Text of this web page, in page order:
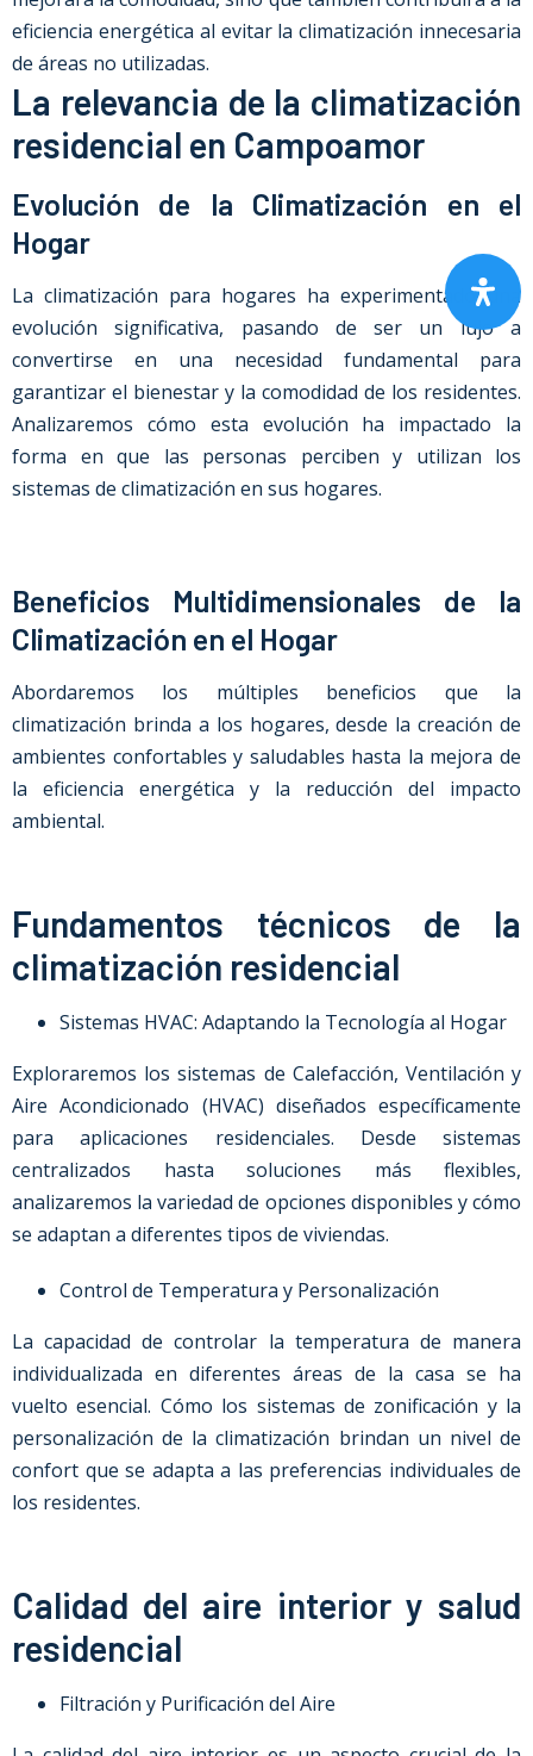
eficiencia energética al evitar la climatización innecesaria
de áreas no utilizadas.
La relevancia de la climatización
residencial en Campoamor
Evolución de la Climatización en el
Hogar
La climatización para hogares ha experimentado una
evolución significativa, pasando de ser un lujo a
convertirse en una necesidad fundamental para
garantizar el bienestar y la comodidad de los residentes.
Analizaremos cómo esta evolución ha impactado la
forma en que las personas perciben y utilizan los
sistemas de climatización en sus hogares.
Beneficios Multidimensionales de la
Climatización en el Hogar
Abordaremos los múltiples beneficios que la
climatización brinda a los hogares, desde la creación de
ambientes confortables y saludables hasta la mejora de
la eficiencia energética y la reducción del impacto
ambiental.
Fundamentos técnicos de la
climatización residencial
Sistemas HVAC: Adaptando la Tecnología al Hogar
Exploraremos los sistemas de Calefacción, Ventilación y
Aire Acondicionado (HVAC) diseñados específicamente
para aplicaciones residenciales. Desde sistemas
centralizados hasta soluciones más flexibles,
analizaremos la variedad de opciones disponibles y cómo
se adaptan a diferentes tipos de viviendas.
Control de Temperatura y Personalización
La capacidad de controlar la temperatura de manera
individualizada en diferentes áreas de la casa se ha
vuelto esencial. Cómo los sistemas de zonificación y la
personalización de la climatización brindan un nivel de
confort que se adapta a las preferencias individuales de
los residentes.
Calidad del aire interior y salud
residencial
Filtración y Purificación del Aire